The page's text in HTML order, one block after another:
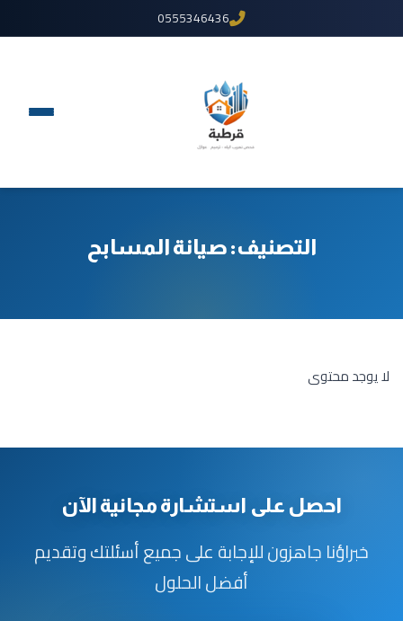
0555346436
التصنيف:صيانة المسابح
لا يوجد محتوى
احصل على استشارة مجانية الآن
خبراؤنا جاهزون للإجابة على جميع أسئلتك وتقديم
أفضل الحلول